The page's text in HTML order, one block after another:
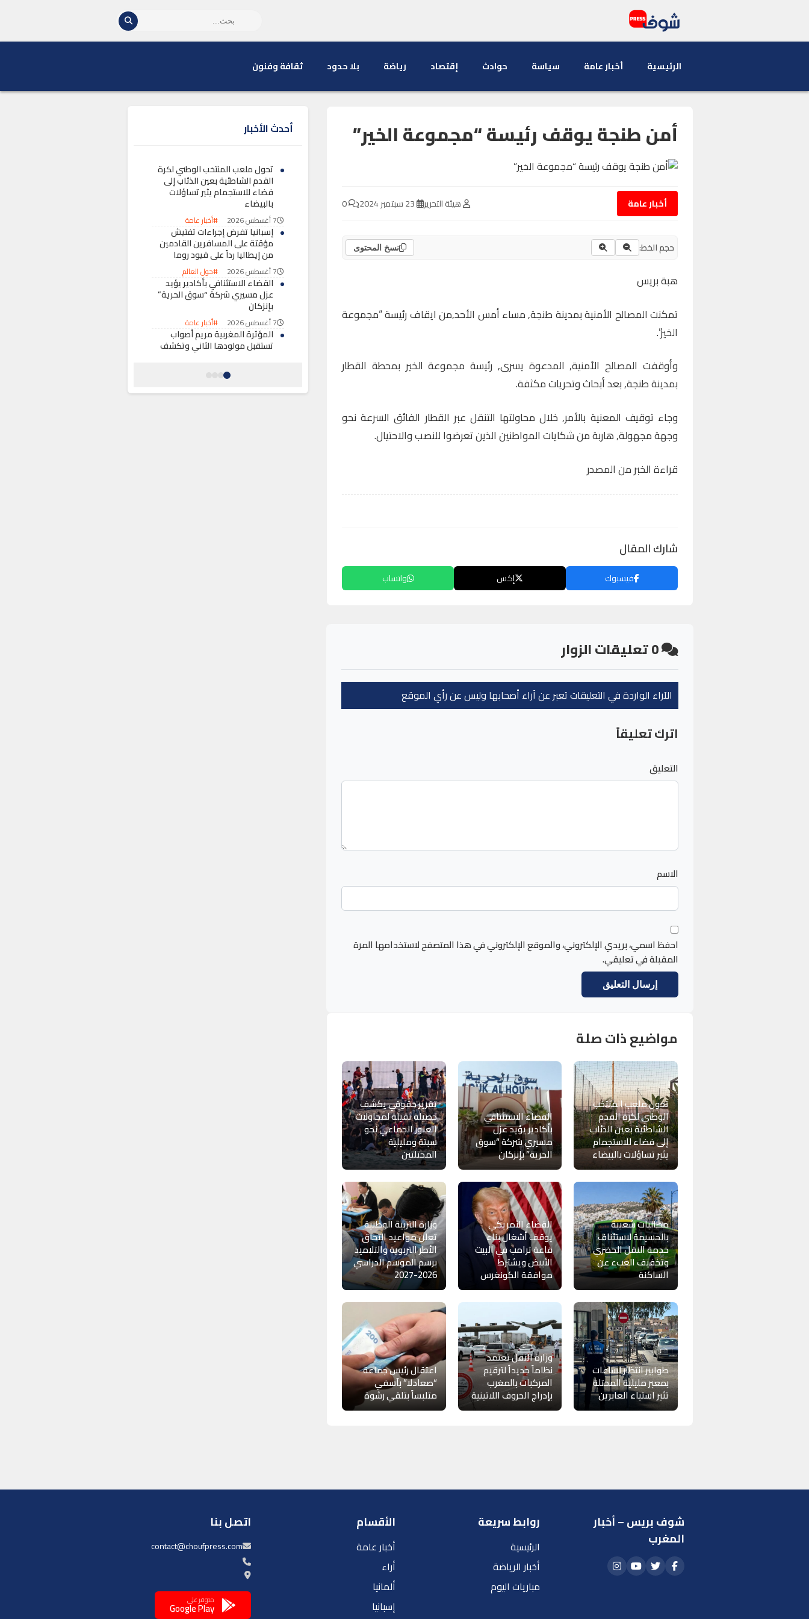
الرئيسية أخبار عامة سياسة حوادث إقتصاد رياضة بلا حدود ثقافة وفنون
أمن طنجة يوقف رئيسة “مجموعة الخير”
أخبار عامة هيئة التحرير
حجم الخط: نسخ المحتوى
هبة بريس
تمكنت المصالح الأمنية بمدينة طنجة, مساء أمس الأحد,من ايقاف رئيسة “مجموعة
الخير”.
وأوقفت المصالح الأمنية, المدعوة يسرى, رئيسة مجموعة الخير بمحطة القطار
بمدينة طنجة, بعد أبحاث وتحريات مكثفة.
وجاء توقيف المعنية بالأمر, خلال محاولتها التنقل عبر القطار الفائق السرعة نحو
وجهة مجهولة, هاربة من شكايات المواطنين الذين تعرضوا للنصب والاحتيال.
قراءة الخبر من المصدر
شارك المقال
فيسبوك إكس واتساب
0تعليقات الزوار
الآراء الواردة في التعليقات تعبر عن آراء أصحابها وليس عن رأي الموقع
اترك تعليقاً
التعليق
الاسم
احفظ اسمي، بريدي الإلكتروني، والموقع الإلكتروني في هذا المتصفح لاستخدامها المرة
المقبلة في تعليقي.
مواضيع ذات صلة
تحول ملعب المنتخب
الوطني لكرة القدم
الشاطئية بعين الذئاب
إلى فضاء للاستجمام
يثير تساؤلات بالبيضاء
القضاء الاستئنافي
بأكادير يؤيد عزل
مسيري شركة “سوق
الحرية” بإنزكان
تقرير حقوقي يكشف
حصيلة ثقيلة لمحاولات
العبور الجماعي نحو
سبتة ومليلية
المحتلتين
مطالبات شعبية
بالحسيمة لاستئناف
خدمة النقل الحضري
وتخفيف العبء عن
الساكنة
القضاء الأمريكي
يوقف أشغال بناء
قاعة ترامب في البيت
الأبيض ويشترط
موافقة الكونغرس
وزارة التربية الوطنية
تعلن مواعيد التحاق
الأطر التربوية والتلاميذ
برسم الموسم الدراسي
2026-2027
طوابير انتظار لساعات
بمعبر مليلية المحتلة
تثير استياء العابرين
وزارة النقل تعتمد
نظاماً جديداً لترقيم
المركبات بالمغرب
بإدراج الحروف اللاتينية
اعتقال رئيس جماعة
“صعادلا” بآسفي
متلبساً بتلقي رشوة
أحدث الأخبار
تحول ملعب المنتخب الوطني لكرة
القدم الشاطئية بعين الذئاب إلى
فضاء للاستجمام يثير تساؤلات
بالبيضاء
7 أغسطس 2026 #أخبار عامة
إسبانيا تفرض إجراءات تفتيش
مؤقتة على المسافرين القادمين
من إيطاليا رداً على قيود روما
7 أغسطس 2026 #حول العالم
القضاء الاستئنافي بأكادير يؤيد
عزل مسيري شركة “سوق الحرية”
بإنزكان
7 أغسطس 2026 #أخبار عامة
المؤثرة المغربية مريم أصواب
تستقبل مولودها الثاني وتكشف
لمحاولات العبور الجماعي نحو سبتة
شوف بريس – أخبار
المغرب
روابط سريعة
الرئيسية
أخبار الرياضة
مباريات اليوم
الأقسام
أخبار عامة
أراء
ألمانيا
إسبانيا
اتصل بنا
contact@choufpress.com
متوفر على
Google Play